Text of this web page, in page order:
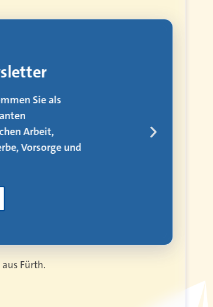
Was es dafür alles
in unserem
vier neuen
Fürth.